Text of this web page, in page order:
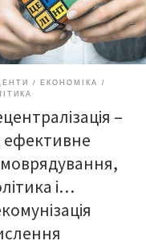
єдиної моделі
в Євросоюзі немає
є спільною політикою для
розуміння, що без
ефективного
суть децентралізації мала
політичний […]
ЕКОНОМІКА
–
ефективне
і…